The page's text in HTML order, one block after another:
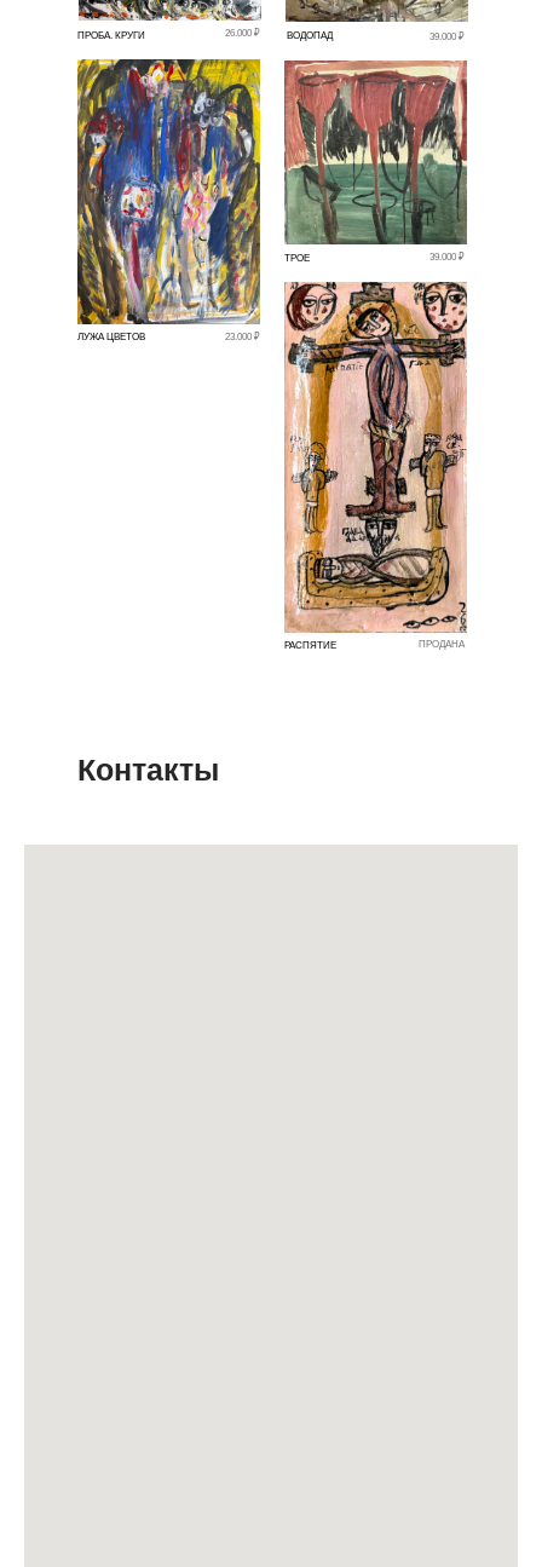
ЛУЖА ЦВЕТОВ 23.000 ₽
ПРОБА. КРУГИ
ТРОЕ
РАСПЯТИЕ ПРОДАНА
39.000 ₽
ВОДОПАД 39.000 ₽
26.000 ₽
Контакты